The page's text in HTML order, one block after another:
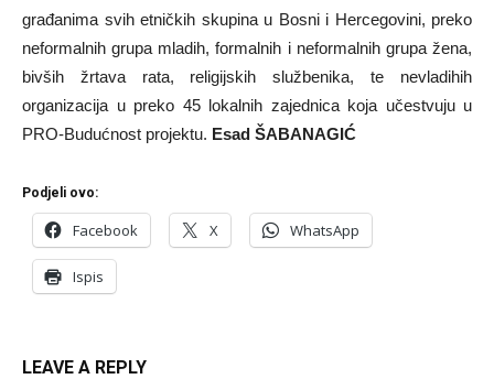
građanima svih etničkih skupina u Bosni i Hercegovini, preko
neformalnih grupa mladih, formalnih i neformalnih grupa žena,
bivših žrtava rata, religijskih službenika, te nevladihih
organizacija u preko 45 lokalnih zajednica koja učestvuju u
PRO-Budućnost projektu. Esad ŠABANAGIĆ
Podjeli ovo:
Facebook X WhatsApp
Ispis
LEAVE A REPLY